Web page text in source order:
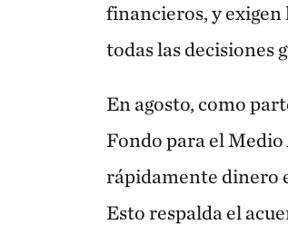
financieros, y
todas las decisiones
En agosto, como
Fondo para el
rápidamente dinero
Esto respalda el